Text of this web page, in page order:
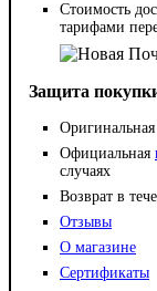
Стоимость
тарифами
Защита
Официальная
случаях
Возврат в
Отзывы
О магазине
Сертификаты